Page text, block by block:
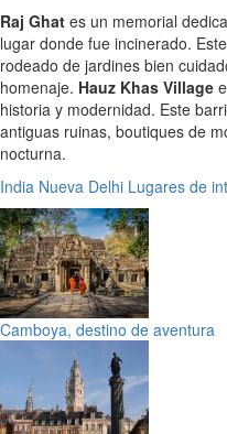
Raj Ghat es un memorial
lugar donde fue incinerado.
rodeado de jardines bien
homenaje. Hauz Khas Village
historia y modernidad. Este
antiguas ruinas, boutiques de
nocturna.
India Nueva Delhi Lugares de
Camboya, destino de aventura